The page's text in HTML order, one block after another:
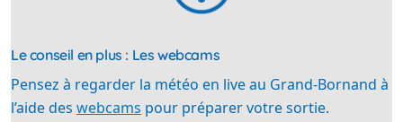
Le conseil en plus : Les webcams
Pensez à regarder la météo en live au Grand-Bornand à
l’aide des webcams pour préparer votre sortie.